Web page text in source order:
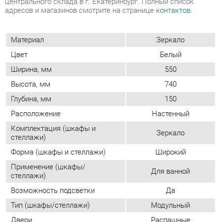
Ширина, мм
550
Глубина, мм
150
Расположение
Настенный
Комплектация (шкафы и
стеллажи) Зеркало
Форма (шкафы и стеллажи)
Широкий
Применение (шкафы/
стеллажи) Для ванной
Возможность подсветки Да
Тип (шкафы/стеллажи)
Модульный
Двери
Распашные
Фасад
С зеркалом
Количество дверей
Однодверные
Шкаф-купе
Нет
Доводчики
Да